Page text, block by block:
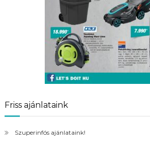
Friss ajánlataink
Szuperinfós ajánlataink!